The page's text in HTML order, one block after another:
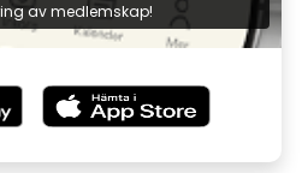
av medlemskap!